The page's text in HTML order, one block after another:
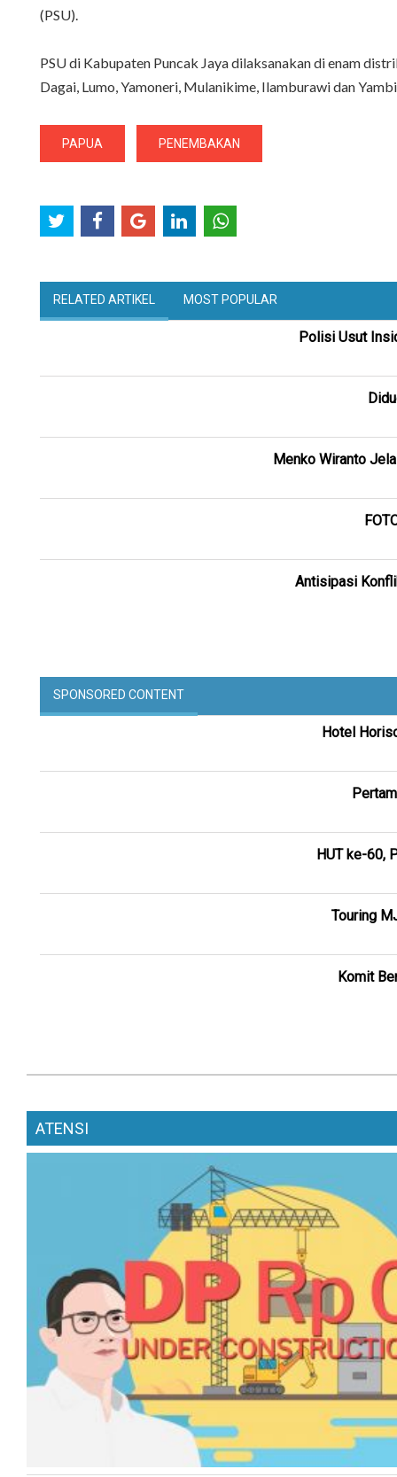
(PSU).
PSU di Kabupaten Puncak Jaya dilaksanakan di enam
Dagai, Lumo, Yamoneri, Mulanikime, Ilamburawi dan
PAPUA PENEMBAKAN
RELATED ARTIKEL MOST POPULAR
Polisi Usut
Menko Wiranto
Antisipasi
SPONSORED CONTENT
Hotel
HUT ke-60,
Touring
Komit
ATENSI